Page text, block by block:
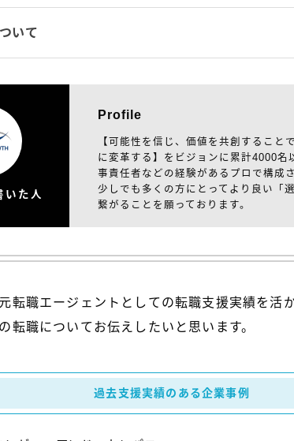
いて
いた人
Profile
【可能性を信じ、価値を共創すること
に変革する】をビジョンに累計4000名
事責任者などの経験があるプロで構成
少しでも多くの方にとってより良い「
繋がることを願っております。
転職エージェントとしての転職支援実績を活
転職についてお伝えしたいと思います。
過去支援実績のある企業事例